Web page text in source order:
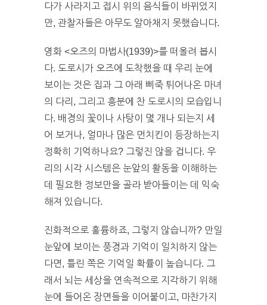
다가 사라지고 접시 위의 음식들이 바뀌었지
만, 관찰자들은 아무도 알아채지 못했습니다.
영화 <오즈의 마법사(1939)>를 떠올려 봅시
다. 도로시가 오즈에 도착했을 때 우리 눈에
보이는 것은 집과 그 아래 삐죽 튀어나온 마녀
의 다리, 그리고 흥분에 찬 도로시의 모습입니
다. 배경의 꽃이나 사탕이 몇 개나 되는지 세
어 보거나, 얼마나 많은 먼치킨이 등장하는지
정확히 기억하나요? 그렇진 않을 겁니다. 우
리의 시각 시스템은 눈앞의 활동을 이해하는
데 필요한 정보만을 골라 받아들이는 데 익숙
해져 있습니다.
진화적으로 훌륭하죠, 그렇지 않습니까? 만일
눈앞에 보이는 풍경과 기억이 일치하지 않는
다면, 틀린 쪽은 기억일 확률이 높습니다. 그
래서 뇌는 세상을 연속적으로 지각하기 위해
눈에 들어온 장면들을 이어붙이고, 마찬가지